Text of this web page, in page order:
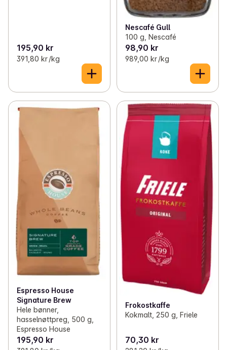
195,90 kr
391,80 kr /kg
Nescafé Gull
100 g, Nescafé
98,90 kr
989,00 kr /kg
Espresso House
Signature Brew
Hele bønner,
hasselnøttpreg, 500 g,
Espresso House
195,90 kr
Frokostkaffe
Kokmalt, 250 g, Friele
70,30 kr